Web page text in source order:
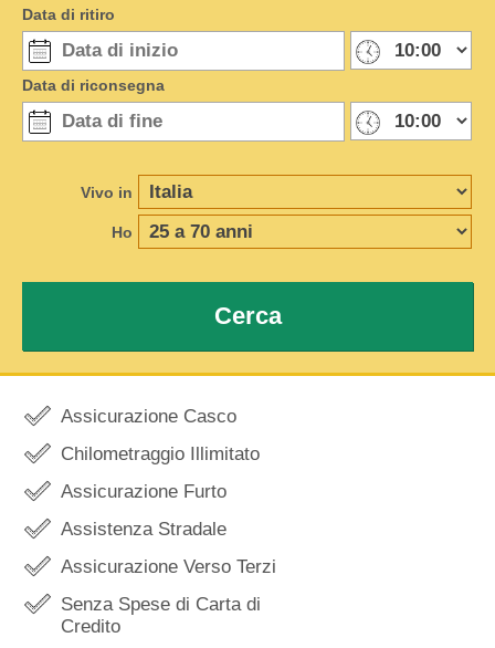
Data di ritiro
Data di riconsegna
Vivo in
Ho
Cerca
Assicurazione Casco
Chilometraggio Illimitato
Assicurazione Furto
Assistenza Stradale
Assicurazione Verso Terzi
Senza Spese di Carta di
Credito